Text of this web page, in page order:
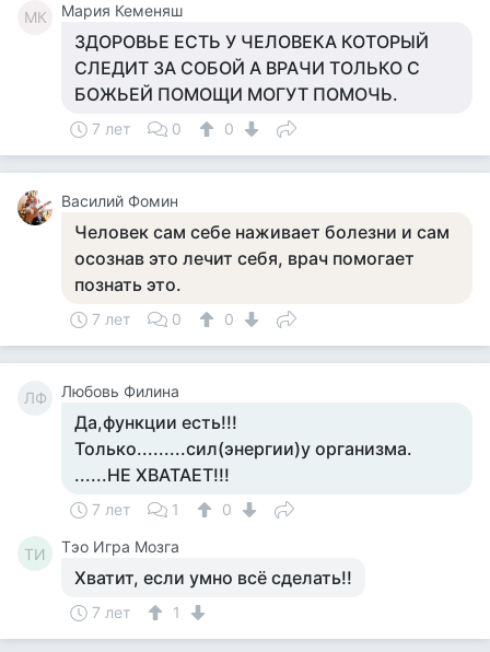
МК Мария Кеменяш
ЗДОРОВЬЕ ЕСТЬ У ЧЕЛОВЕКА КОТОРЫЙ
СЛЕДИТ ЗА СОБОЙ А ВРАЧИ ТОЛЬКО С
БОЖЬЕЙ ПОМОЩИ МОГУТ ПОМОЧЬ.
7 лет 0 0
Василий Фомин
Человек сам себе наживает болезни и сам
осознав это лечит себя, врач помогает
познать это.
7 лет 0 0
ЛФ Любовь Филина
Да,функции есть!!!
Только.........сил(энергии)у организма.
......НЕ ХВАТАЕТ!!!
7 лет 1 0
ТИ Тэо Игра Мозга
Хватит, если умно всё сделать!!
7 лет 1